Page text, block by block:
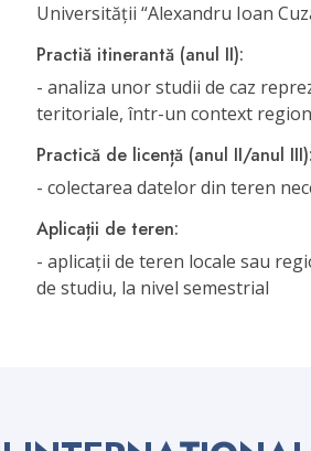
Universității “Alexandru Ioan
Practiă itinerantă (anul II):
- analiza unor studii de caz
teritoriale, într-un context
Practică de licență (anul II/anul III):
- colectarea datelor din teren
Aplicații de teren:
- aplicații de teren locale sau
de studiu, la nivel semestrial